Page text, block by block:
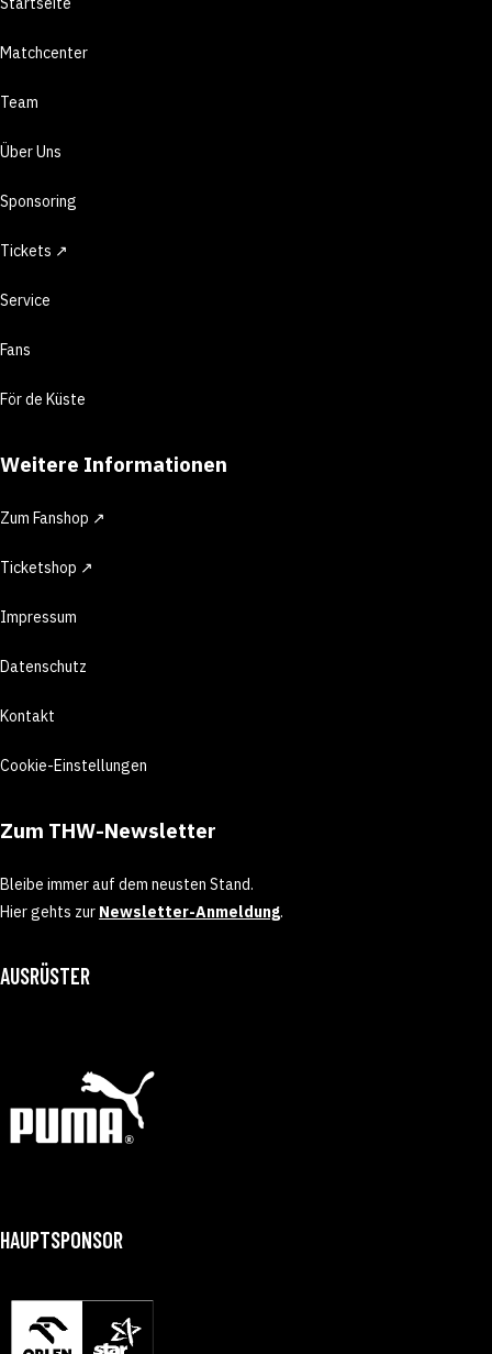
Matchcenter
Team
Über Uns
Sponsoring
Tickets ↗
Service
Fans
För de Küste
Weitere Informationen
Zum Fanshop ↗
Ticketshop ↗
Impressum
Datenschutz
Kontakt
Cookie-Einstellungen
Zum THW-Newsletter
Bleibe immer auf dem neusten Stand.
Hier gehts zur Newsletter-Anmeldung.
AUSRÜSTER
HAUPTSPONSOR